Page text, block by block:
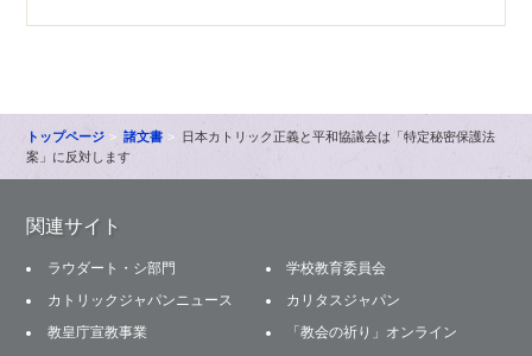
トップページ 諸文書
日本カトリック正義と平和協議会は「特定秘密保護法
案」に反対します
関連サイト
ラウダート・シ部門
学校教育委員会
カトリックジャパンニュース
カリタスジャパン
教皇庁宣教事業
「教会の祈り」オンライン